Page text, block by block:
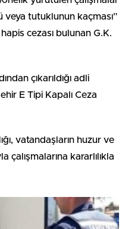
veya tutuklunun kaçması”
cezası bulunan G.K.
çıkarıldığı adli
E Tipi Kapalı Ceza
vatandaşların huzur ve
çalışmalarına kararlılıkla